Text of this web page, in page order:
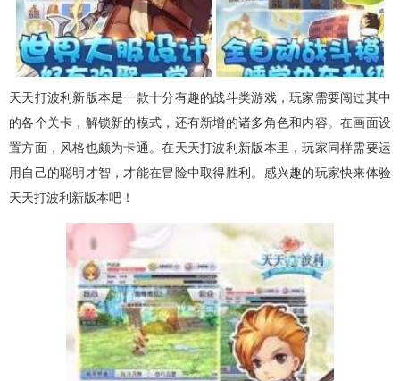
天天打波利新版本是一款十分有趣的战斗类游戏，玩家需要闯过其中
的各个关卡，解锁新的模式，还有新增的诸多角色和内容。在画面设
置方面，风格也颇为卡通。在天天打波利新版本里，玩家同样需要运
用自己的聪明才智，才能在冒险中取得胜利。感兴趣的玩家快来体验
天天打波利新版本吧！